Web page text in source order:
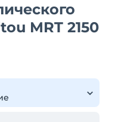
MRT 2150